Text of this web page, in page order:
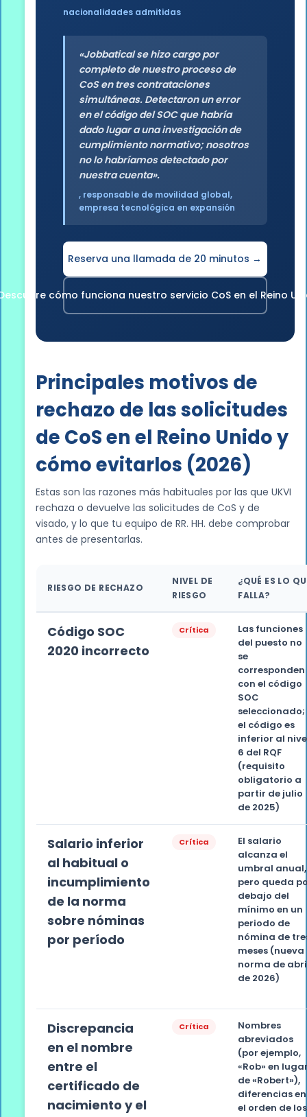
nacionalidades admitidas
«Jobbatical se hizo cargo por
completo de nuestro proceso de
CoS en tres contrataciones
simultáneas. Detectaron un error
en el código del SOC que habría
dado lugar a una investigación de
cumplimiento normativo; nosotros
no lo habríamos detectado por
nuestra cuenta».
, responsable de movilidad global,
empresa tecnológica en expansión
Reserva una llamada de 20 minutos →
cómo funciona nuestro servicio CoS en el Reino
Principales motivos de
rechazo de las solicitudes
de CoS en el Reino Unido y
cómo evitarlos (2026)
Estas son las razones más habituales por las que UKVI
rechaza o devuelve las solicitudes de CoS y de
visado, y lo que tu equipo de RR. HH. debe comprobar
antes de presentarlas.
RIESGO DE RECHAZO
NIVEL DE
RIESGO
¿QUÉ ES LO
FALLA?
Código SOC
2020 incorrecto
Crítica
Las funciones
del puesto no
se
corresponden
con el código
SOC
seleccionado;
el código es
inferior al
6 del RQF
(requisito
obligatorio a
partir de julio
de 2025)
Salario inferior
al habitual o
incumplimiento
de la norma
sobre nóminas
por período
Crítica
El salario
alcanza el
umbral anual,
pero queda
debajo del
mínimo en un
periodo de
nómina de
meses (nueva
norma de
de 2026)
Discrepancia
en el nombre
entre el
certificado de
nacimiento y el
Crítica
Nombres
abreviados
(por ejemplo,
«Rob» en
de «Robert»),
diferencias en
el orden de los